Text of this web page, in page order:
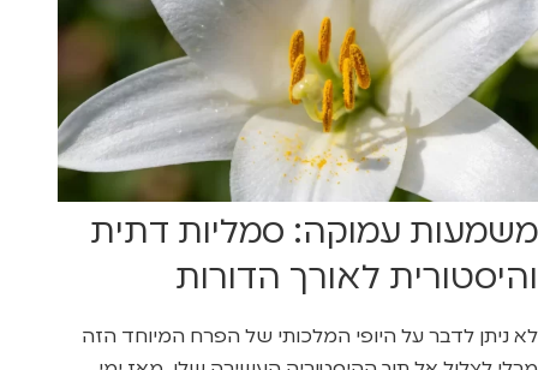
משמעות עמוקה: סמליות דתית
והיסטורית לאורך הדורות
לא ניתן לדבר על היופי המלכותי של הפרח המיוחד הזה